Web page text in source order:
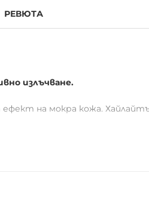
РЕВЮТА
излъчване.
на мокра кожа.